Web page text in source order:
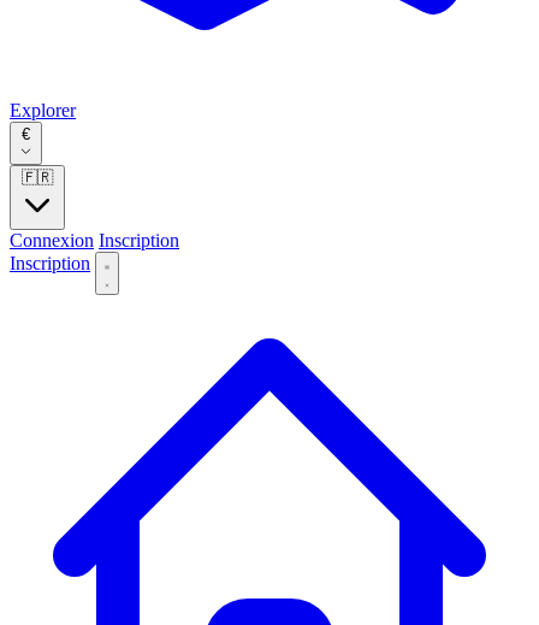
Explorer
€
🇫🇷
Connexion Inscription
Inscription